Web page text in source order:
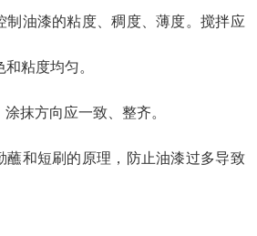
制油漆的粘度、稠度、薄度。搅拌应
粘度均匀。
抹方向应一致、整齐。
蘸和短刷的原理，防止油漆过多导致